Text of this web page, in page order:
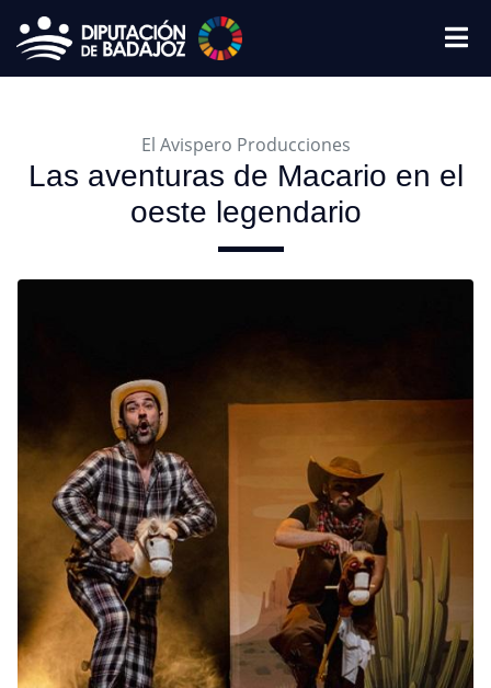
El Avispero Producciones
Las aventuras de Macario en el
oeste legendario